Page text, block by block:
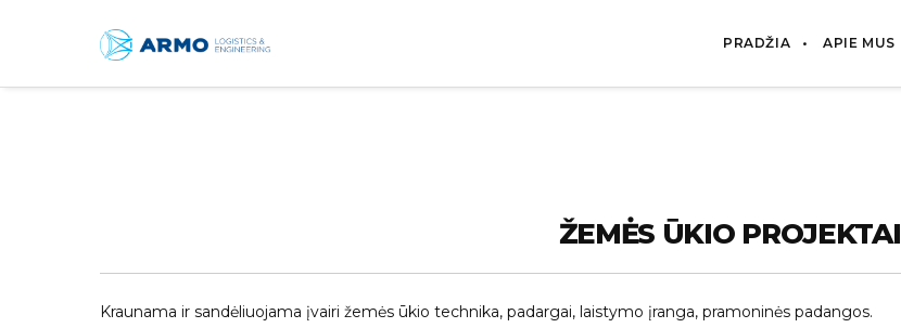
PRADŽIA APIE MUS
ŽEMĖS ŪKIO PROJEKTAI
Kraunama ir sandėliuojama įvairi žemės ūkio technika, padargai, laistymo įranga, pramoninės padangos.